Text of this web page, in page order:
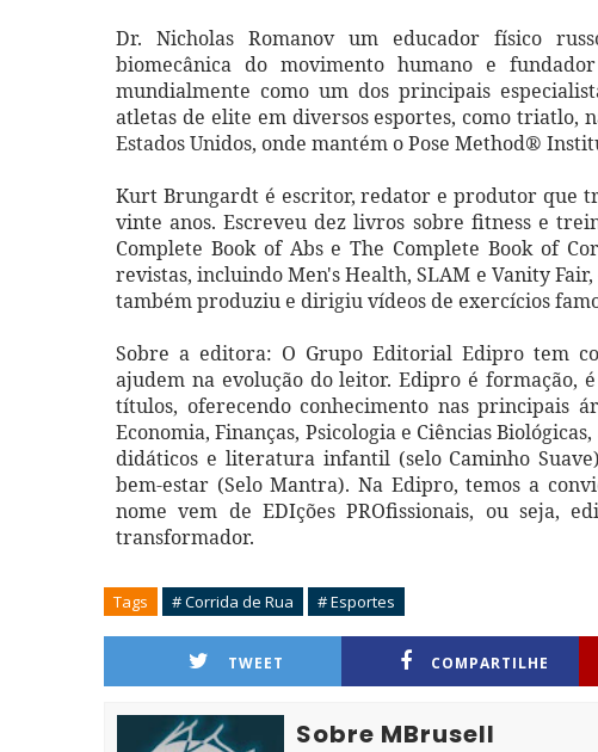
Dr. Nicholas Romanov um educador físico
biomecânica do movimento humano e
mundialmente como um dos principais
atletas de elite em diversos esportes, como triatlo,
Estados Unidos, onde mantém o Pose Method®
Kurt Brungardt é escritor, redator e produtor que
vinte anos. Escreveu dez livros sobre fitness e
Complete Book of Abs e The Complete Book of
revistas, incluindo Men's Health, SLAM e Vanity
também produziu e dirigiu vídeos de exercícios
Sobre a editora: O Grupo Editorial Edipro tem
ajudem na evolução do leitor. Edipro é formação,
títulos, oferecendo conhecimento nas principais
Economia, Finanças, Psicologia e Ciências
didáticos e literatura infantil (selo Caminho
bem-estar (Selo Mantra). Na Edipro, temos a
nome vem de EDIções PROfissionais, ou seja,
transformador.
Tags # Corrida de Rua # Esportes
TWEET COMPARTILHE
Sobre MBrusell